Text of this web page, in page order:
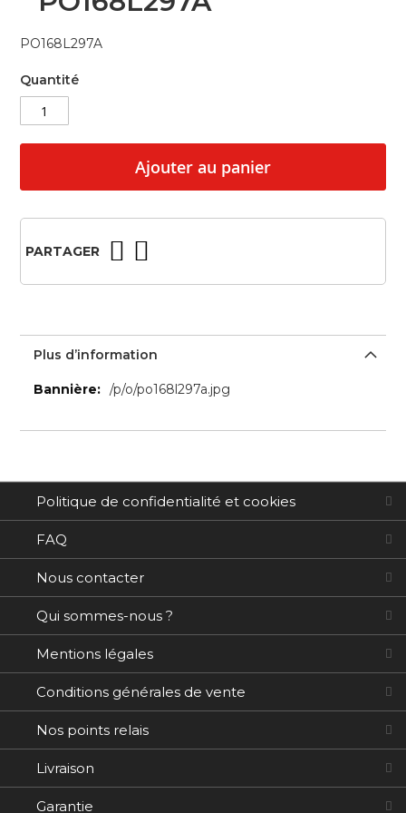
beginning
the
gallery
PO168L297A
Quantité
Ajouter au panier
PARTAGER
Plus d’information
Plus
/p/o/po168l297a.jpg
Politique de confidentialité et cookies
FAQ
Nous contacter
Qui sommes-nous ?
Mentions légales
Conditions générales de vente
Nos points relais
Livraison
Garantie